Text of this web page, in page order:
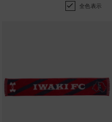
全色表示